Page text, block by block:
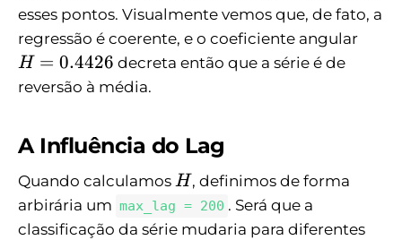
esses pontos. Visualmente vemos que, de fato, a
regressão é coerente, e o coeficiente angular
H = 0.4426 decreta então que a série é de
reversão à média.
A Influência do Lag
Quando calculamos H
H , definimos de forma
arbirária um max_lag = 200 . Será que a
classificação da série mudaria para diferentes